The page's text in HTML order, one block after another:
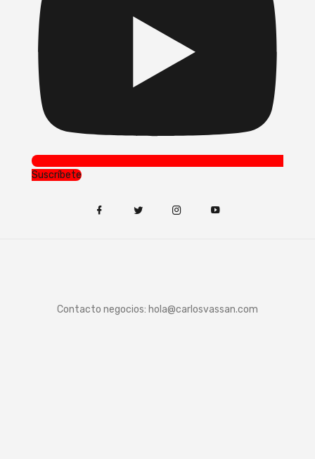
Suscríbete
Contacto negocios: hola@carlosvassan.com